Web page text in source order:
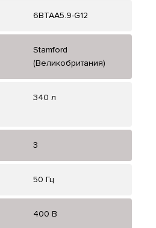
6BTAA5.9-G12
Stamford
(Великобритания)
340 л
3
50 Гц
400 В